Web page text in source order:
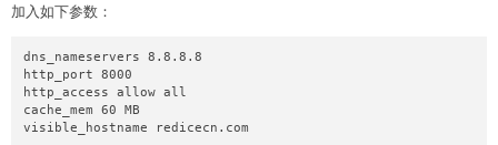
加入如下参数：
dns_nameservers 8.8.8.8
http_port 8000
http_access allow all
cache_mem 60 MB
visible_hostname redicecn.com